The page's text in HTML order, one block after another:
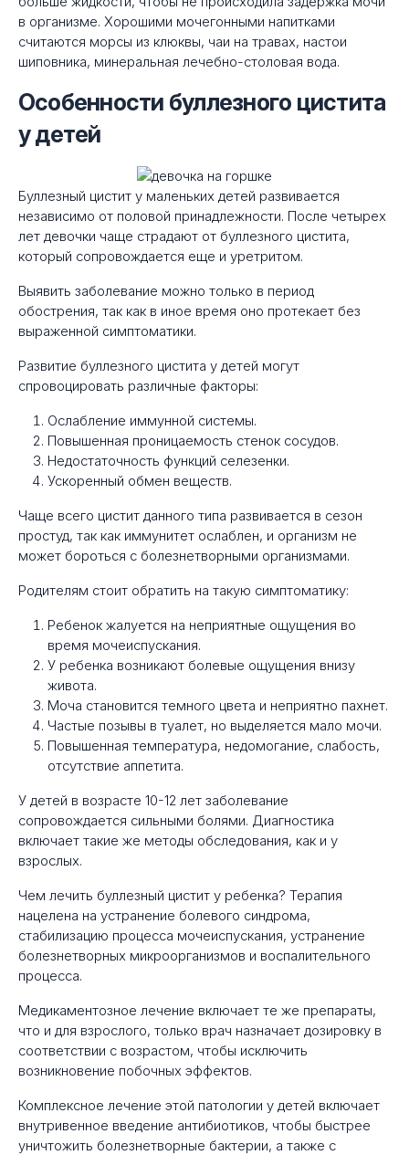
в организме. Хорошими мочегонными напитками
считаются морсы из клюквы, чаи на травах, настои
шиповника, минеральная лечебно-столовая вода.
Особенности буллезного цистита
у детей
Буллезный цистит у маленьких детей развивается
независимо от половой принадлежности. После четырех
лет девочки чаще страдают от буллезного цистита,
который сопровождается еще и уретритом.
Выявить заболевание можно только в период
обострения, так как в иное время оно протекает без
выраженной симптоматики.
Развитие буллезного цистита у детей могут
спровоцировать различные факторы:
Ослабление иммунной системы.
Повышенная проницаемость стенок сосудов.
Недостаточность функций селезенки.
Ускоренный обмен веществ.
Чаще всего цистит данного типа развивается в сезон
простуд, так как иммунитет ослаблен, и организм не
может бороться с болезнетворными организмами.
Родителям стоит обратить на такую симптоматику:
Ребенок жалуется на неприятные ощущения во
время мочеиспускания.
У ребенка возникают болевые ощущения внизу
живота.
Моча становится темного цвета и неприятно пахнет.
Частые позывы в туалет, но выделяется мало мочи.
Повышенная температура, недомогание, слабость,
отсутствие аппетита.
У детей в возрасте 10-12 лет заболевание
сопровождается сильными болями. Диагностика
включает такие же методы обследования, как и у
взрослых.
Чем лечить буллезный цистит у ребенка? Терапия
нацелена на устранение болевого синдрома,
стабилизацию процесса мочеиспускания, устранение
болезнетворных микроорганизмов и воспалительного
процесса.
Медикаментозное лечение включает те же препараты,
что и для взрослого, только врач назначает дозировку в
соответствии с возрастом, чтобы исключить
возникновение побочных эффектов.
Комплексное лечение этой патологии у детей включает
внутривенное введение антибиотиков, чтобы быстрее
уничтожить болезнетворные бактерии, а также с